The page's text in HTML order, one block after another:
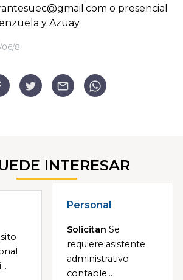
o presencial
y Azuay.
06/8
INTERESAR
Personal
Solicitan Se
requiere asistente
administrativo
contable...